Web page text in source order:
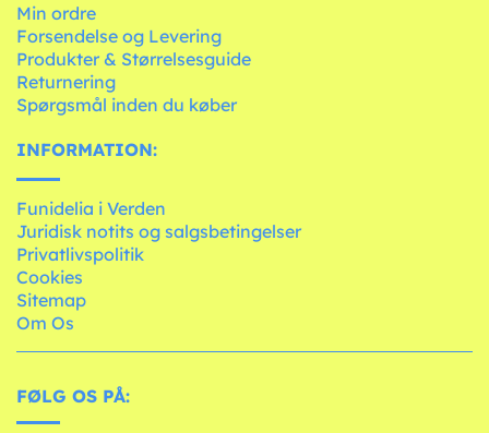
Min ordre
Forsendelse og Levering
Produkter & Størrelsesguide
Returnering
Spørgsmål inden du køber
INFORMATION:
Funidelia i Verden
Juridisk notits og salgsbetingelser
Privatlivspolitik
Cookies
Sitemap
Om Os
FØLG OS PÅ: